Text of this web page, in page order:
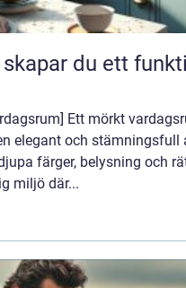
skapar du ett
Ett mörkt
elegant och stämningsfull
färger, belysning och
miljö där...